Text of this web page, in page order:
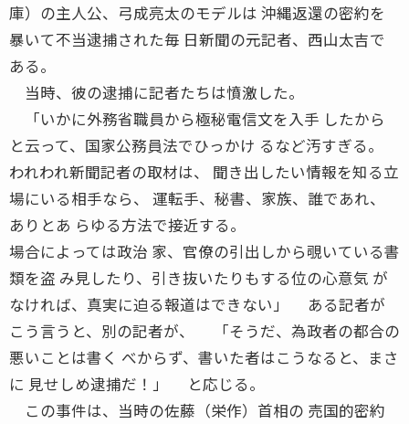
庫）の主人公、弓成亮太のモデルは 沖縄返還の密約を
暴いて不当逮捕された毎 日新聞の元記者、西山太吉で
ある。
当時、彼の逮捕に記者たちは憤激した。
「いかに外務省職員から極秘電信文を入手 したから
と云って、国家公務員法でひっかけ るなど汚すぎる。
われわれ新聞記者の取材は、 聞き出したい情報を知る立
場にいる相手なら、 運転手、秘書、家族、誰であれ、
ありとあ らゆる方法で接近する。
場合によっては政治 家、官僚の引出しから覗いている書
類を盗 み見したり、引き抜いたりもする位の心意気 が
なければ、真実に迫る報道はできない」 ある記者が
こう言うと、別の記者が、 「そうだ、為政者の都合の
悪いことは書く べからず、書いた者はこうなると、まさ
に 見せしめ逮捕だ！」 と応じる。
この事件は、当時の佐藤（栄作）首相の 売国的密約